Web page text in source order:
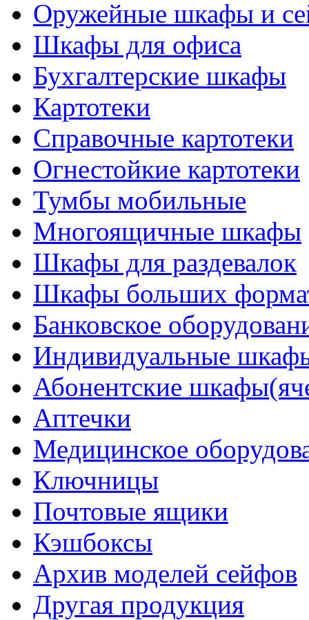
Оружейные шкафы и
Шкафы для офиса
Бухгалтерские шкафы
Картотеки
Справочные картотеки
Огнестойкие картотеки
Тумбы мобильные
Многоящичные шкафы
Шкафы для раздевалок
Шкафы больших
Банковское
Индивидуальные
Абонентские
Аптечки
Медицинское
Ключницы
Почтовые ящики
Кэшбоксы
Архив моделей сейфов
Другая продукция